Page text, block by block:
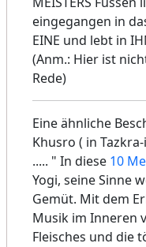
eingegangen in
EINE und lebt in
(Anm.: Hier ist
Rede)
Eine ähnliche
Khusro ( in
..... " In diese 10
Yogi, seine Sinne
Gemüt. Mit dem
Musik im Inneren
Fleisches und die